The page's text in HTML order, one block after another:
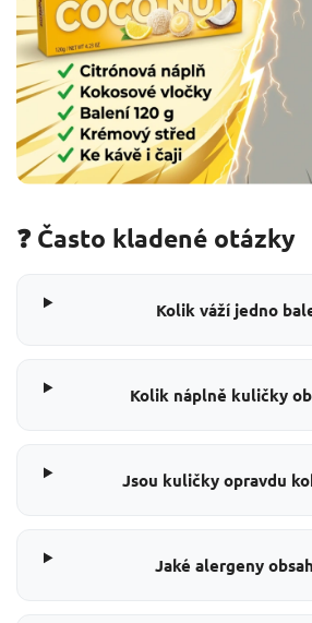
❓ Často kladené otázky
Kolik váží jedno
Kolik náplně kuličky
Jsou kuličky opravdu
Jaké alergeny